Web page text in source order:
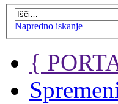
Napredno iskanje
{